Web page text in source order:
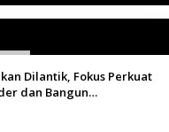
Dilantik, Fokus Perkuat
dan Bangun